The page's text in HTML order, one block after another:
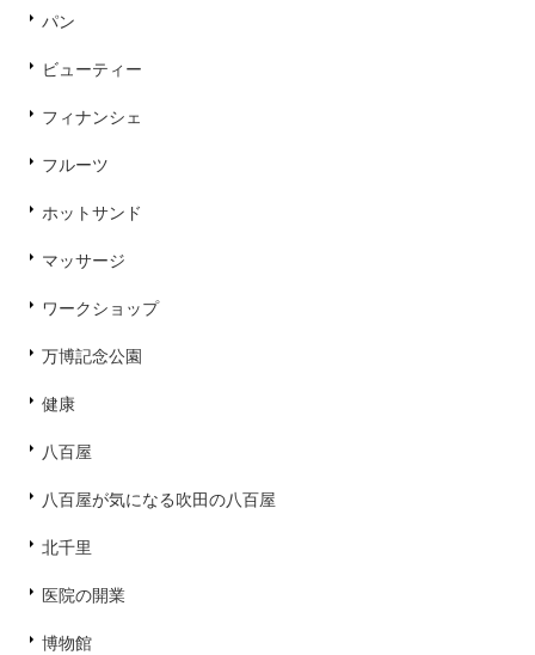
パン
ビューティー
フィナンシェ
フルーツ
ホットサンド
マッサージ
ワークショップ
万博記念公園
健康
八百屋
八百屋が気になる吹田の八百屋
北千里
医院の開業
博物館